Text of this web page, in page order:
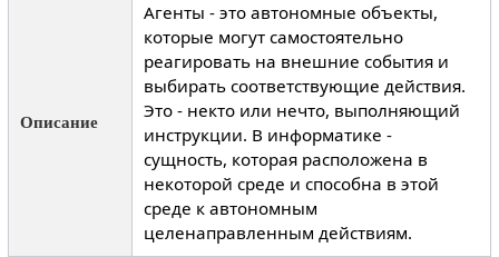
Описание
Агенты - это автономные объекты,
которые могут самостоятельно
реагировать на внешние события и
выбирать соответствующие действия.
Это - некто или нечто, выполняющий
инструкции. В информатике -
сущность, которая расположена в
некоторой среде и способна в этой
среде к автономным
целенаправленным действиям.